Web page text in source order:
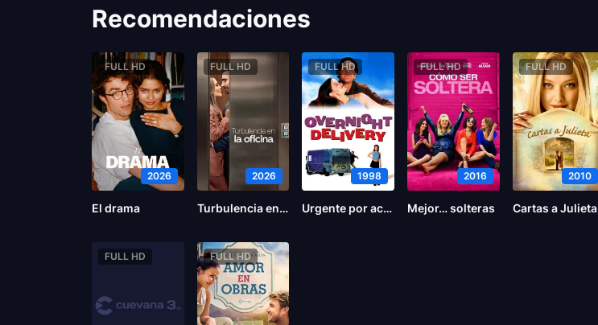
Recomendaciones
FULL HD
2026
El drama
FULL HD
2026
Turbulencia en la oficina
FULL HD
1998
Urgente por accidente
FULL HD
2016
Mejor… solteras
FULL HD
2010
Cartas a Julieta
FULL HD FULL HD